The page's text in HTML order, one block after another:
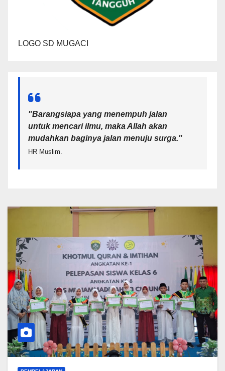
LOGO SD MUGACI
"Barangsiapa yang menempuh jalan
untuk mencari ilmu, maka Allah akan
mudahkan baginya jalan menuju surga."
HR Muslim.